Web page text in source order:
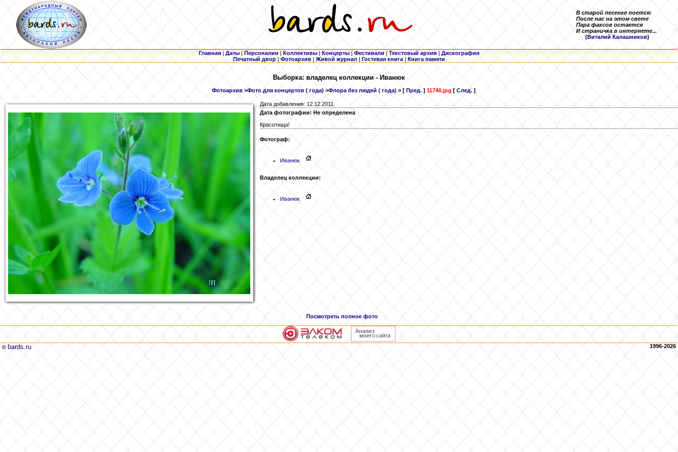
В старой песенке поется:
После нас на этом свете
Пара факсов остается
И страничка в интернете...
(Виталий Калашников)
Главная | Даты | Персоналии | Коллективы | Концерты | Фестивали | Текстовый архив | Дискография
Печатный двор | Фотоархив | Живой журнал |Гостевая книга | Книга памяти
Выборка: владелец коллекции - Иванюк
Фотоархив>Фото для концертов ( года) >Флора без людей ( года) > [ Пред.] 11740.jpg[След.]
Дата добавления: 12.12.2011
Дата фотографии: Не определена
Красотища!
Фотограф:
Иванюк
Владелец коллекции:
Иванюк
Посмотреть полное фото
© bards.ru 1996-2026